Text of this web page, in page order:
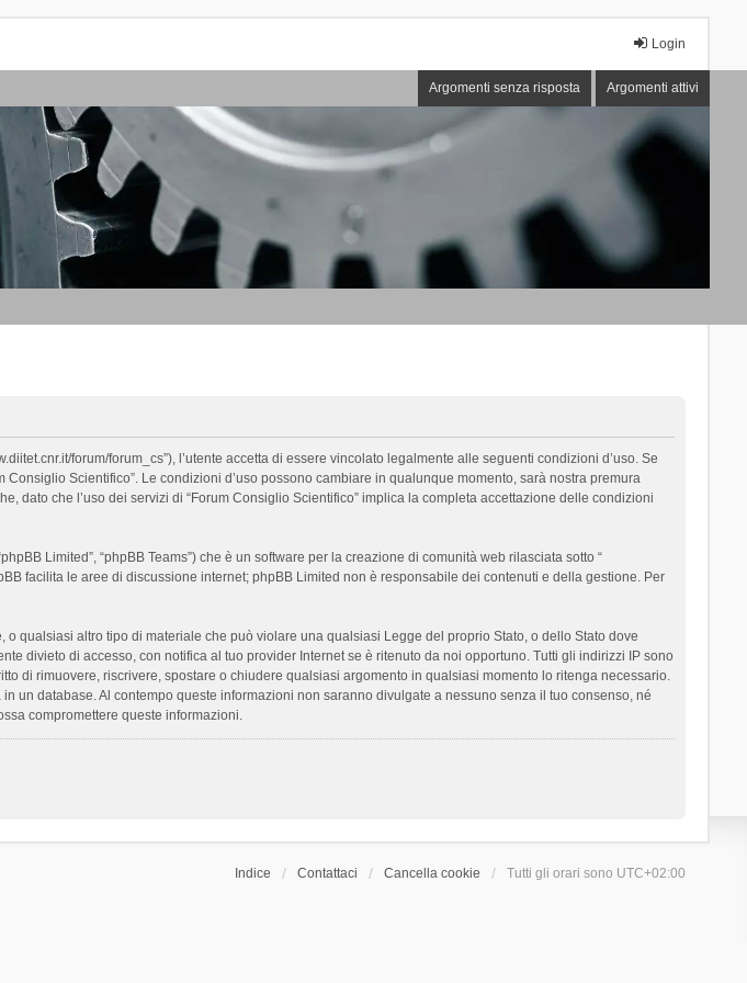
Login
Argomenti senza risposta Argomenti attivi
forum/forum_cs”), l’utente accetta di essere vincolato legalmente alle seguenti condizioni d’uso. Se
Scientifico”. Le condizioni d’uso possono cambiare in qualunque momento, sarà nostra premura
che l’uso dei servizi di “Forum Consiglio Scientifico” implica la completa accettazione delle condizioni
Limited”, “phpBB Teams”) che è un software per la creazione di comunità web rilasciata sotto “
facilita le aree di discussione internet; phpBB Limited non è responsabile dei contenuti e della gestione. Per
qualsiasi altro tipo di materiale che può violare una qualsiasi Legge del proprio Stato, o dello Stato dove
divieto di accesso, con notifica al tuo provider Internet se è ritenuto da noi opportuno. Tutti gli indirizzi IP sono
di rimuovere, riscrivere, spostare o chiudere qualsiasi argomento in qualsiasi momento lo ritenga necessario.
un database. Al contempo queste informazioni non saranno divulgate a nessuno senza il tuo consenso, né
compromettere queste informazioni.
Indice Contattaci Cancella cookie Tutti gli orari sono UTC+02:00